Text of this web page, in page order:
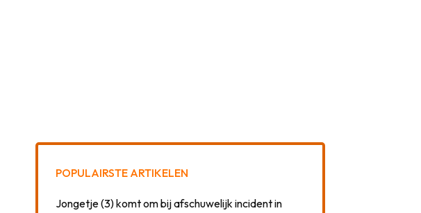
POPULAIRSTE ARTIKELEN
Jongetje (3) komt om bij afschuwelijk incident in